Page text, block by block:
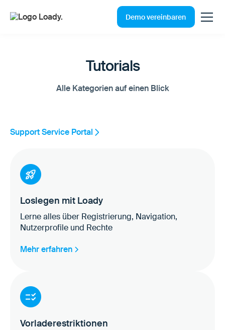
Demo vereinbaren
Tutorials
Alle Kategorien auf einen Blick
Support Service Portal
Loslegen mit Loady
Lerne alles über Registrierung, Navigation,
Nutzerprofile und Rechte
Mehr erfahren
Vorladerestriktionen